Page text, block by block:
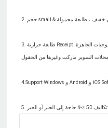
3. طابعة حرارية Receipt تستخدم على نطاق واسع في المطاعم والوجبات الجاهزة